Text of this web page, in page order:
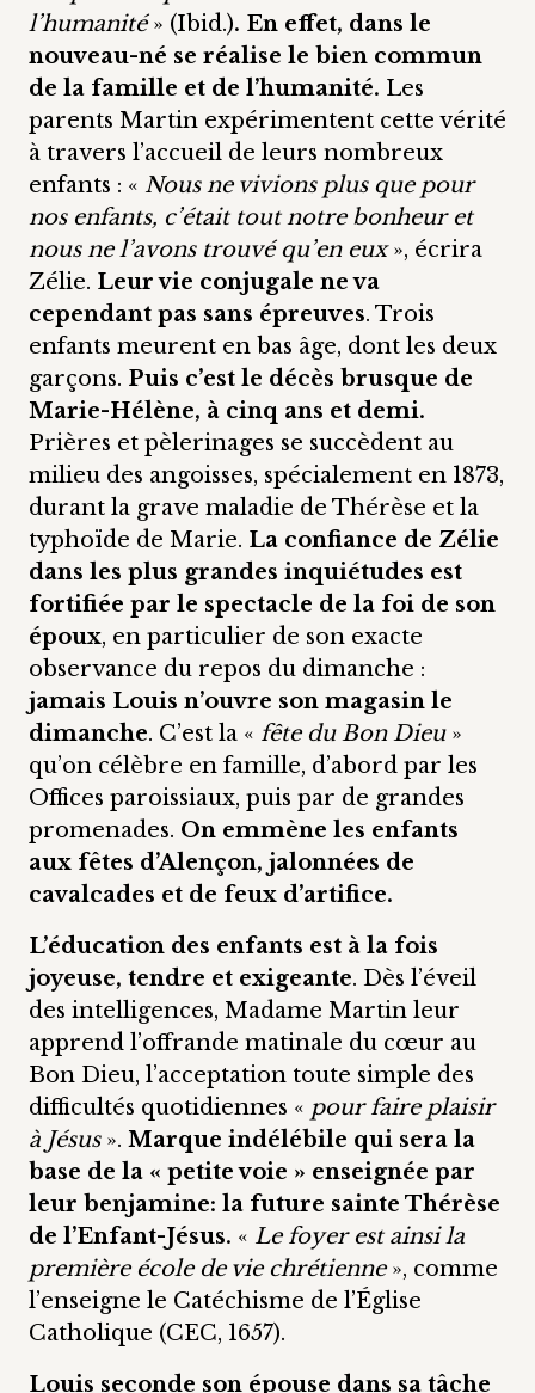
l’humanité» (Ibid.). En effet, dans le
nouveau-né se réalise le bien commun
de la famille et de l’humanité. Les
parents Martin expérimentent cette vérité
à travers l’accueil de leurs nombreux
enfants : « Nous ne vivions plus que pour
nos enfants, c’était tout notre bonheur et
nous ne l’avons trouvé qu’en eux», écrira
Zélie. Leur vie conjugale ne va
cependant pas sans épreuves. Trois
enfants meurent en bas âge, dont les deux
garçons. Puis c’est le décès brusque de
Marie-Hélène, à cinq ans et demi.
Prières et pèlerinages se succèdent au
milieu des angoisses, spécialement en 1873,
durant la grave maladie de Thérèse et la
typhoïde de Marie. La confiance de Zélie
dans les plus grandes inquiétudes est
fortifiée par le spectacle de la foi de son
époux, en particulier de son exacte
observance du repos du dimanche :
jamais Louis n’ouvre son magasin le
dimanche. C’est la « fête du Bon Dieu »
qu’on célèbre en famille, d’abord par les
Offices paroissiaux, puis par de grandes
promenades. On emmène les enfants
aux fêtes d’Alençon, jalonnées de
cavalcades et de feux d’artifice.
L’éducation des enfants est à la fois
joyeuse, tendre et exigeante. Dès l’éveil
des intelligences, Madame Martin leur
apprend l’offrande matinale du cœur au
Bon Dieu, l’acceptation toute simple des
difficultés quotidiennes « pour faire plaisir
à Jésus». Marque indélébile qui sera la
base de la « petite voie » enseignée par
leur benjamine: la future sainte Thérèse
de l’Enfant-Jésus. « Le foyer est ainsi la
première école de vie chrétienne», comme
l’enseigne le Catéchisme de l’Église
Catholique (CEC, 1657).
Louis seconde son épouse dans sa tâche